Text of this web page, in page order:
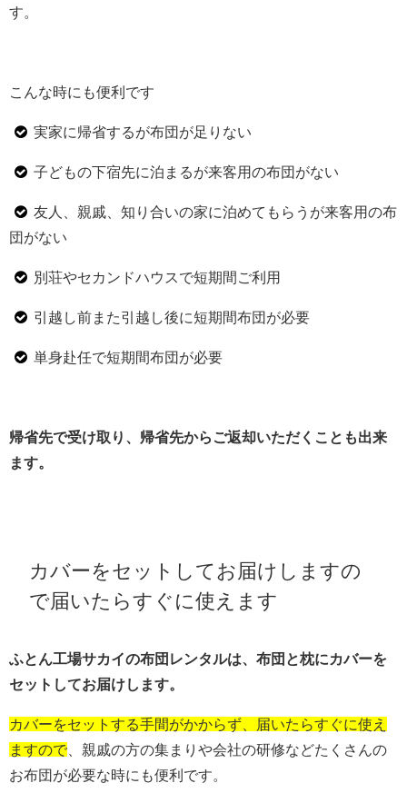
す。
こんな時にも便利です
実家に帰省するが布団が足りない
子どもの下宿先に泊まるが来客用の布団がない
友人、親戚、知り合いの家に泊めてもらうが来客用の布
団がない
別荘やセカンドハウスで短期間ご利用
引越し前また引越し後に短期間布団が必要
単身赴任で短期間布団が必要
帰省先で受け取り、帰省先からご返却いただくことも出来
ます。
カバーをセットしてお届けしますの
で届いたらすぐに使えます
ふとん工場サカイの布団レンタルは、布団と枕にカバーを
セットしてお届けします。
カバーをセットする手間がかからず、届いたらすぐに使え
ますので 、親戚の方の集まりや会社の研修などたくさんの
お布団が必要な時にも便利です。